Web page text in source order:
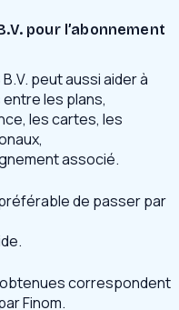
pour l’abonnement
peut aussi aider à
les plans,
les cartes, les
associé.
de passer par
correspondent
Finom.